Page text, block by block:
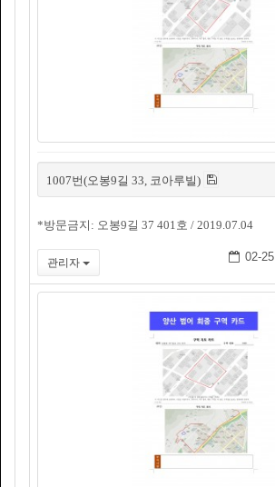
1007번(오봉9길 33, 코아루빌)
*방문금지: 오봉9길 37 401호 / 2019.07.04
관리자 02-25